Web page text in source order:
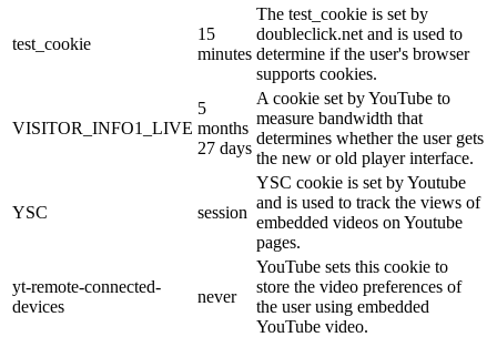
test_cookie
15
minutes
The test_cookie is set by
doubleclick.net and is used to
determine if the user's browser
supports cookies.
VISITOR_INFO1_LIVE
5
months
27 days
A cookie set by YouTube to
measure bandwidth that
determines whether the user gets
the new or old player interface.
YSC session
YSC cookie is set by Youtube
and is used to track the views of
embedded videos on Youtube
pages.
yt-remote-connected-
devices
never
YouTube sets this cookie to
store the video preferences of
the user using embedded
YouTube video.